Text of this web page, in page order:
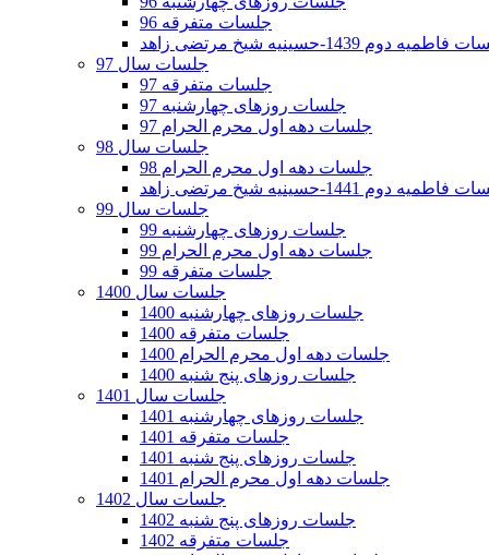
جلسات متفرقه 96
دوم 1439-حسینیه شیخ مرتضی زاهد
جلسات سال 97
جلسات متفرقه 97
جلسات روزهای چهارشنبه 97
جلسات دهه اول محرم الحرام 97
جلسات سال 98
جلسات دهه اول محرم الحرام 98
دوم 1441-حسینیه شیخ مرتضی زاهد
جلسات سال 99
جلسات روزهای چهارشنبه 99
جلسات دهه اول محرم الحرام 99
جلسات متفرقه 99
جلسات سال 1400
جلسات روزهای چهارشنبه 1400
جلسات متفرقه 1400
جلسات دهه اول محرم الحرام 1400
جلسات روزهای پنج شنبه 1400
جلسات سال 1401
جلسات روزهای چهارشنبه 1401
جلسات متفرقه 1401
جلسات روزهای پنج شنبه 1401
جلسات دهه اول محرم الحرام 1401
جلسات سال 1402
جلسات روزهای پنج شنبه 1402
جلسات متفرقه 1402